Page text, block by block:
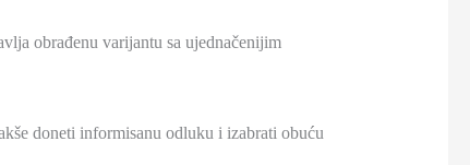
obrađenu varijantu sa ujednačenijim
doneti informisanu odluku i izabrati obuću